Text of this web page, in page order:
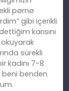
pørnø
gibi içerikli
karısını
okuyarak
sürekli
kadını 7-8
beni benden